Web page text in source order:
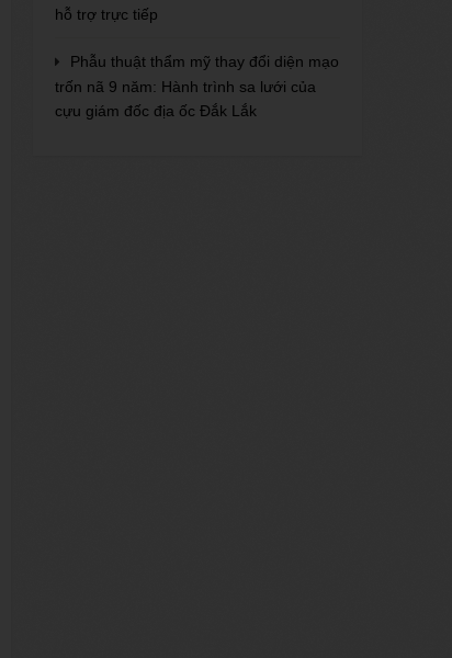
hỗ trợ trực tiếp
Phẫu thuật thẩm mỹ thay đổi diện mạo
trốn nã 9 năm: Hành trình sa lưới của
cựu giám đốc địa ốc Đắk Lắk